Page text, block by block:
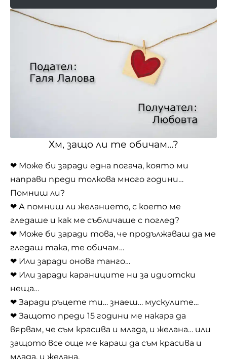
Хм, защо ли те обичам…?
❤ Може би заради една погача, която ми
направи преди толкова много години…
Помниш ли?
❤ А помниш ли желанието, с което ме
гледаше и как ме събличаше с поглед?
❤ Може би заради това, че продължаваш да ме
гледаш така, те обичам…
❤ Или заради онова танго…
❤ Или заради караниците ни за идиотски
неща…
❤ Заради ръцете ти… знаеш… мускулите…
❤ Защото преди 15 години ме накара да
вярвам, че съм красива и млада, и желана… или
защото все още ме караш да съм красива и
млада, и желана.